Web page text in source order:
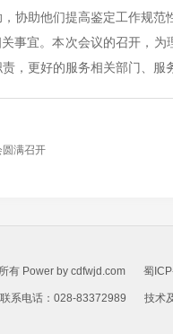
协助他们提高鉴定工作规范
事宜。本次会议的召开，
，更好的服务相关部门、服
满召开
有 Power by cdfwjd.com 蜀
系电话：028-83372989 技术